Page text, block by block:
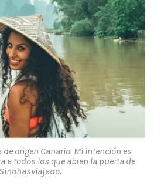
de origen Canario. Mi intención es
a todos los que abren la puerta de
Sinohasviajado.